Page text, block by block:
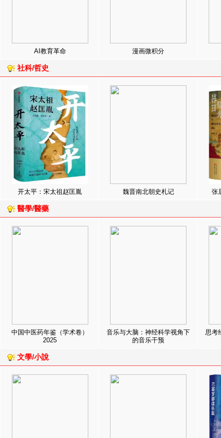
AI教育革命 漫画微积分
社科/哲史
开太平：宋太祖赵匡胤 魏晋南北朝史札记 张
醫學/醫藥
中国中医药年鉴（学术卷）
2025
音乐与大脑：神经科学视角下
的音乐干预
思考
文學/小說